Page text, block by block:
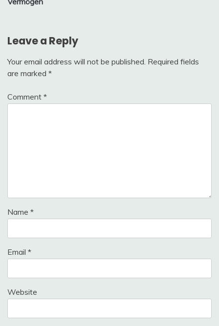
Leave a Reply
Your email address will not be published. Required fields
are marked *
Comment *
Name *
Email *
Website